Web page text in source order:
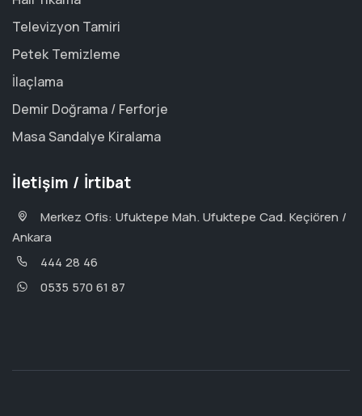
Televizyon Tamiri
Petek Temizleme
İlaçlama
Demir Doğrama / Ferforje
Masa Sandalye Kiralama
İletişim / İrtibat
Merkez Ofis: Ufuktepe Mah. Ufuktepe Cad. Keçiören /
Ankara
444 28 46
0535 570 61 87